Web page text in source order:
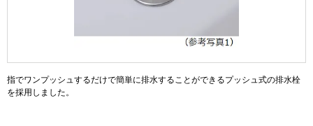
指でワンプッシュするだけで簡単に排水することができるプッシュ式の排水栓
を採用しました。